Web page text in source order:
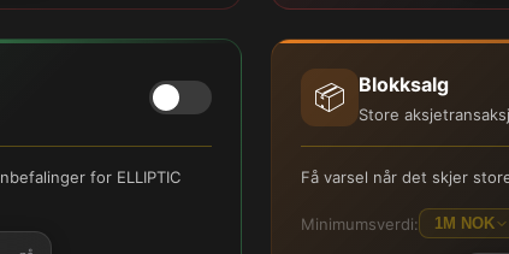
for ELLIPTIC
📦 Blokksalg
Store
Få varsel når det skjer
Minimumsverdi: 1M NOK